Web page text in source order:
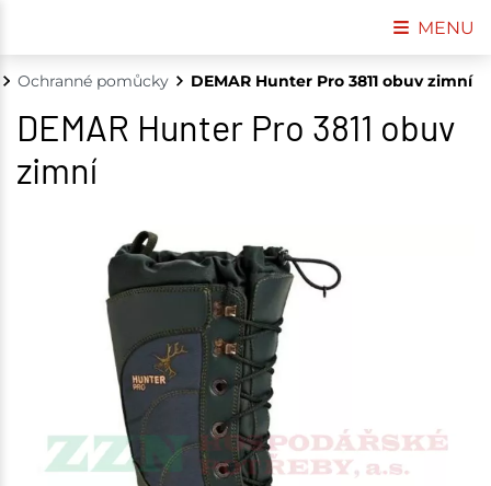
Ochranné pomůcky DEMAR Hunter Pro 3811 obuv zimní
DEMAR Hunter Pro 3811 obuv
zimní
MENU